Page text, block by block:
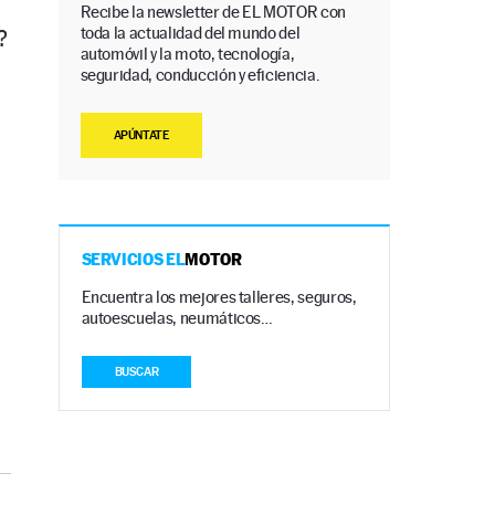
Recibe la newsletter de EL MOTOR con
toda la actualidad del mundo del
automóvil y la moto, tecnología,
seguridad, conducción y eficiencia.
APÚNTATE
SERVICIOS ELMOTOR
Encuentra los mejores talleres, seguros,
autoescuelas, neumáticos…
BUSCAR